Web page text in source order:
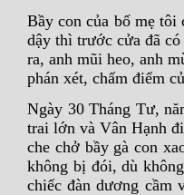
Bầy con của bố mẹ
dậy thì trước cửa đã
ra, anh mũi heo, anh
phán xét, chấm điểm
Ngày 30 Tháng Tư,
trai lớn và Vân Hạnh
che chở bầy gà con
không bị đói, dù
chiếc đàn dương cầm